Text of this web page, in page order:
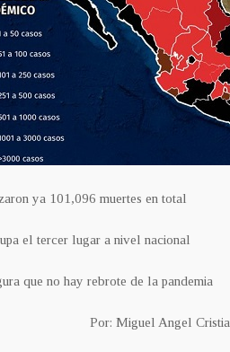
ya 101,096 muertes en total
el tercer lugar a nivel nacional
que no hay rebrote de la pandemia
Por: Miguel Angel